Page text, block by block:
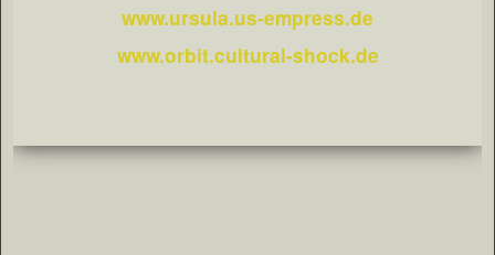
www.ursula.us-empress.de
www.orbit.cultural-shock.de